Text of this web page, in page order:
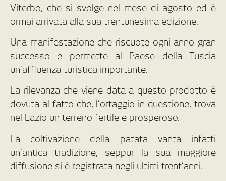
Viterbo, che si svolge nel mese di agosto ed è
ormai arrivata alla sua trentunesima edizione.
Una manifestazione che riscuote ogni anno gran
successo e permette al Paese della Tuscia
un’affluenza turistica importante.
La rilevanza che viene data a questo prodotto è
dovuta al fatto che, l’ortaggio in questione, trova
nel Lazio un terreno fertile e prosperoso.
La coltivazione della patata vanta infatti
un’antica tradizione, seppur la sua maggiore
diffusione si è registrata negli ultimi trent’anni.